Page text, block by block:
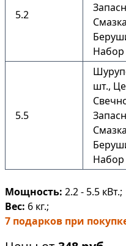
5.2
Набор
5.5
шт.,
Набор
Мощность: 2.2 - 5.5 кВт.;
Вес: 6 кг.;
7 подарков при